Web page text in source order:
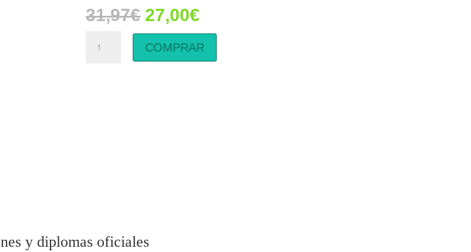
31,97€ El
precio
original
era:
31,97€.
27,00€
actual
es:
27,00€.
de COMPRAR
y diplomas oficiales